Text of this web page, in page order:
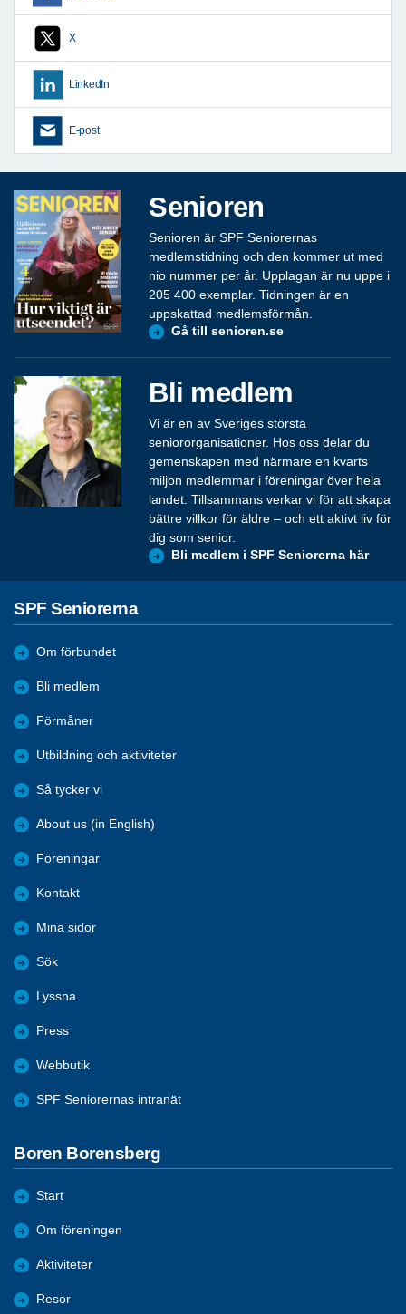
X
LinkedIn
E-post
Senioren
Senioren är SPF Seniorernas
medlemstidning och den kommer ut med
nio nummer per år. Upplagan är nu uppe i
205 400 exemplar. Tidningen är en
uppskattad medlemsförmån.
Gå till senioren.se
Bli medlem
Vi är en av Sveriges största
seniororganisationer. Hos oss delar du
gemenskapen med närmare en kvarts
miljon medlemmar i föreningar över hela
landet. Tillsammans verkar vi för att skapa
bättre villkor för äldre – och ett aktivt liv för
dig som senior.
Bli medlem i SPF Seniorerna här
SPF Seniorerna
Om förbundet
Bli medlem
Förmåner
Utbildning och aktiviteter
Så tycker vi
About us (in English)
Föreningar
Kontakt
Mina sidor
Sök
Lyssna
Press
Webbutik
SPF Seniorernas intranät
Boren Borensberg
Start
Om föreningen
Aktiviteter
Resor